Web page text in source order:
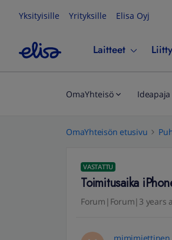
Yksityisille Yrityksille Elisa Oyj
Laitteet
OmaYhteisö Ideapaja
OmaYhteisön etusivu
VASTATTU
Toimitusaika
Forum|Forum|3 years